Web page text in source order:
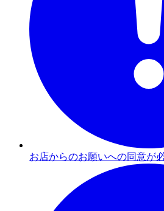
お店からのお願いへの同意が